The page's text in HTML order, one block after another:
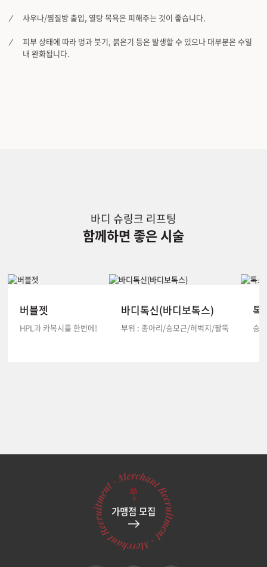
사우나/찜질방 출입, 열탕 목욕은 피해주는 것이 좋습니다.
피부 상태에 따라 멍과 붓기, 붉은기 등은 발생할 수 있으나 대부분은 수일
내 완화됩니다.
바디 슈링크 리프팅
함께하면 좋은 시술
버블젯
HPL과 카복시를 한번에!
바디톡신(바디보톡스)
부위 : 종아리/승모근/허벅지/팔뚝
톡
승
가맹점 모집